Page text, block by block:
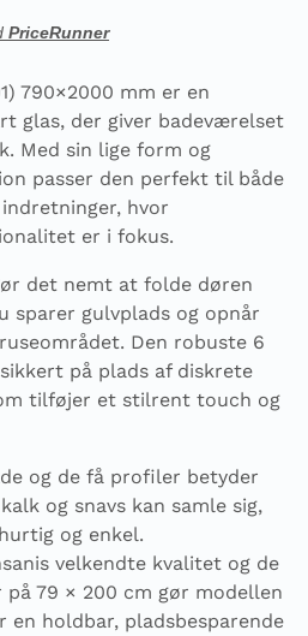
PriceRunner
790×2000 mm er en
glas, der giver badeværelset
Med sin lige form og
passer den perfekt til både
hvor
er i fokus.
det nemt at folde døren
sparer gulvplads og opnår
Den robuste 6
på plads af diskrete
tilføjer et stilrent touch og
og de få profiler betyder
og snavs kan samle sig,
og enkel.
velkendte kvalitet og de
79 × 200 cm gør modellen
en holdbar, pladsbesparende